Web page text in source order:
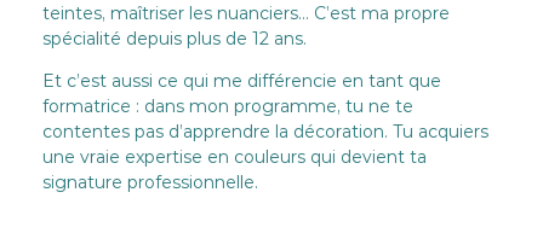
teintes, maîtriser les nuanciers… C’est ma propre
spécialité depuis plus de 12 ans.
Et c’est aussi ce qui me différencie en tant que
formatrice : dans mon programme, tu ne te
contentes pas d’apprendre la décoration. Tu acquiers
une vraie expertise en couleurs qui devient ta
signature professionnelle.